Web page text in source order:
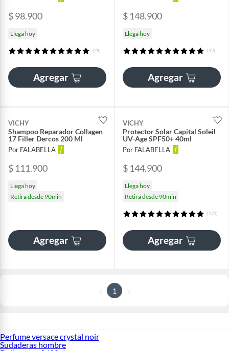
$ 98.900
Llega hoy
(28)
Agregar
$ 148.900
Llega hoy
(32)
Agregar
VICHY
Shampoo Reparador Collagen
17 Filler Dercos 200 Ml
Por FALABELLA
$ 111.900
Llega hoy
Retira desde 90min
Agregar
VICHY
Protector Solar Capital Soleil
UV-Age SPF50+ 40ml
Por FALABELLA
$ 144.900
Llega hoy
Retira desde 90min
(171)
Agregar
1
Perfume versace crystal noir
Sudaderas hombre